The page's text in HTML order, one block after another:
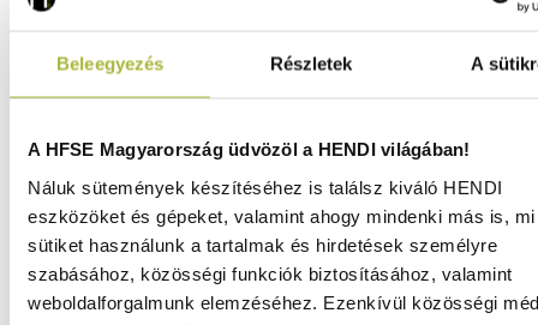
Beleegyezés Részletek A
A HFSE Magyarország üdvözöl a HENDI világában!
Náluk sütemények készítéséhez is találsz kiváló HENDI
eszközöket és gépeket, valamint ahogy mindenki más is,
sütiket használunk a tartalmak és hirdetések személyre
szabásához, közösségi funkciók biztosításához, valamint
weboldalforgalmunk elemzéséhez. Ezenkívül közösségi